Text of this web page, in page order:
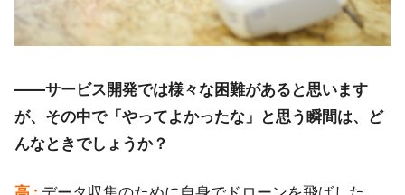
――サービス開発では様々な困難があると思います
が、その中で「やってよかったな」と思う瞬間は、ど
んなときでしょうか？